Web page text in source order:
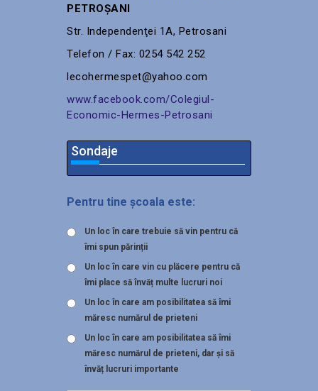
PETROŞANI
Str. Independenţei 1A, Petrosani
Telefon / Fax: 0254 542 252
lecohermespet@yahoo.com
www.facebook.com/Colegiul-
Economic-Hermes-Petrosani
Sondaje
Pentru tine școala este:
Un loc în care trebuie să vin pentru că
îmi spun părinții
Un loc în care vin cu plăcere pentru că
îmi place să învăț multe lucruri noi
Un loc în care am posibilitatea să îmi
măresc numărul de prieteni
Un loc în care am posibilitatea să îmi
măresc numărul de prieteni, dar și să
învăț lucruri importante